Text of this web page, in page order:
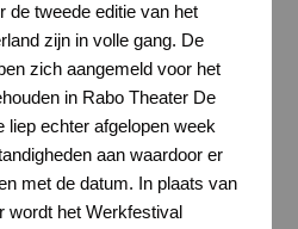
de tweede editie van het
zijn in volle gang. De
zich aangemeld voor het
in Rabo Theater De
liep echter afgelopen week
aan waardoor er
met de datum. In plaats van
wordt het Werkfestival